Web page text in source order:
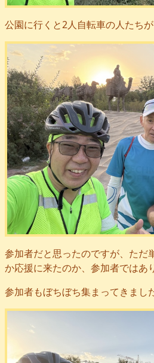
公園に行くと2人自転車の人たちが
参加者だと思ったのですが、ただ
か応援に来たのか、参加者ではあ
参加者もぼちぼち集まってきました